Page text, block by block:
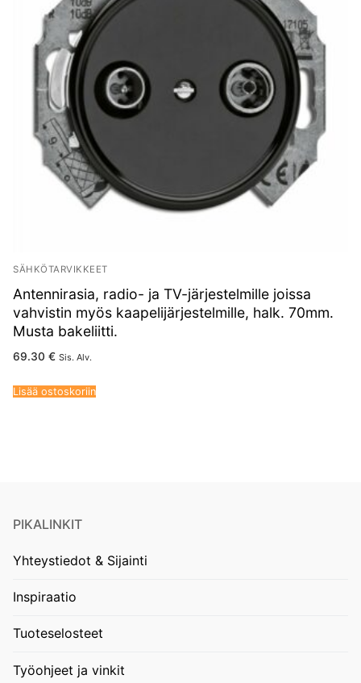
SÄHKÖTARVIKKEET
Antennirasia, radio- ja TV-järjestelmille joissa
vahvistin myös kaapelijärjestelmille, halk. 70mm.
Musta bakeliitti.
69.30 € Sis. Alv.
Lisää ostoskoriin
PIKALINKIT
Yhteystiedot & Sijainti
Inspiraatio
Tuoteselosteet
Työohjeet ja vinkit